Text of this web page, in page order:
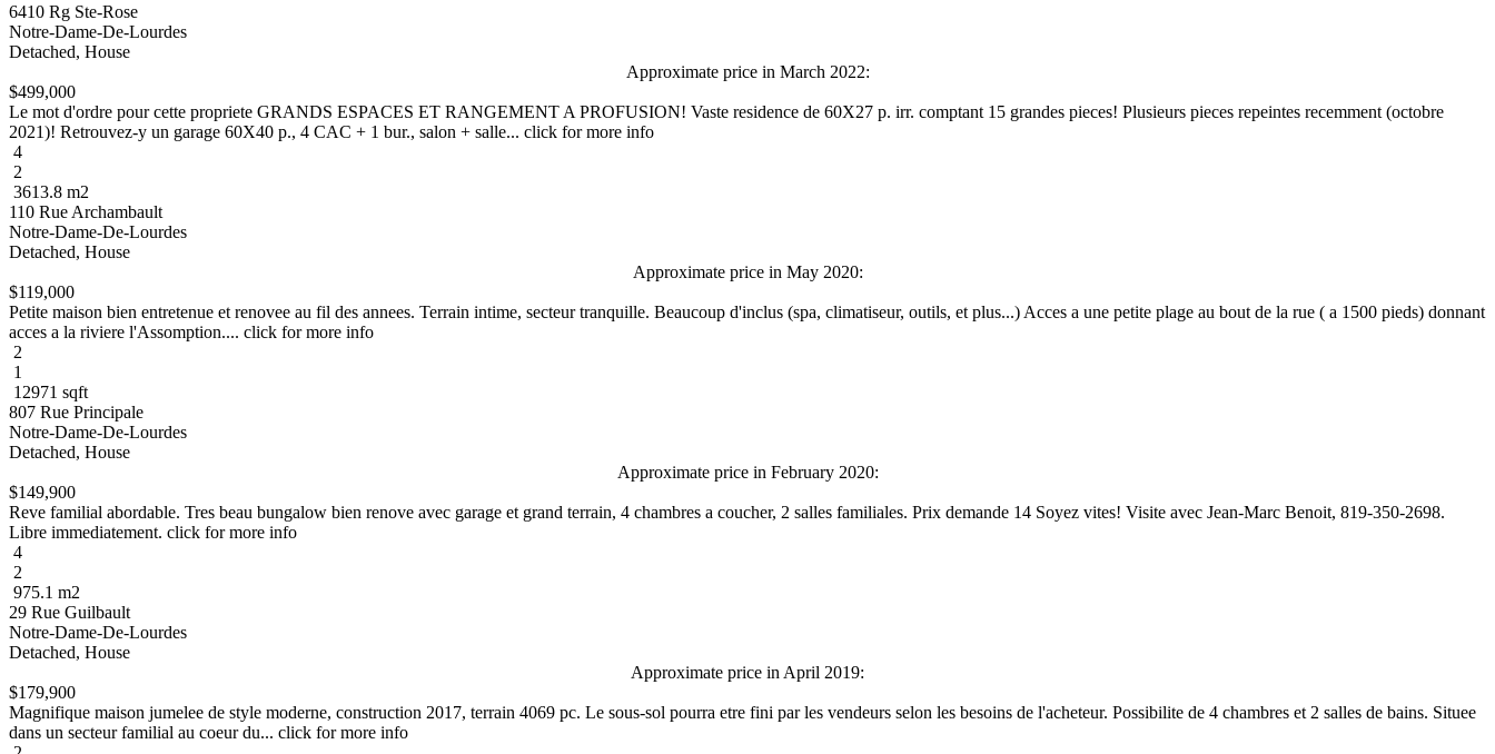
6410 Rg Ste-Rose
Notre-Dame-De-Lourdes
Detached, House
Approximate price in March 2022:
$499,000
Le mot d'ordre pour cette propriete GRANDS ESPACES ET RANGEMENT A PROFUSION! Vaste residence de 60X27 p. irr. comptant 15 grandes pieces! Plusieurs pieces repeintes recemment (octobre
2021)! Retrouvez-y un garage 60X40 p., 4 CAC + 1 bur., salon + salle... click for more info
4
2
3613.8 m2
110 Rue Archambault
Notre-Dame-De-Lourdes
Detached, House
Approximate price in May 2020:
$119,000
Petite maison bien entretenue et renovee au fil des annees. Terrain intime, secteur tranquille. Beaucoup d'inclus (spa, climatiseur, outils, et plus...) Acces a une petite plage au bout de la rue ( a 1500 pieds) donnant
acces a la riviere l'Assomption.... click for more info
2
1
12971 sqft
807 Rue Principale
Notre-Dame-De-Lourdes
Detached, House
Approximate price in February 2020:
$149,900
Reve familial abordable. Tres beau bungalow bien renove avec garage et grand terrain, 4 chambres a coucher, 2 salles familiales. Prix demande 14 Soyez vites! Visite avec Jean-Marc Benoit, 819-350-2698.
Libre immediatement. click for more info
4
2
975.1 m2
29 Rue Guilbault
Notre-Dame-De-Lourdes
Detached, House
Approximate price in April 2019:
$179,900
Magnifique maison jumelee de style moderne, construction 2017, terrain 4069 pc. Le sous-sol pourra etre fini par les vendeurs selon les besoins de l'acheteur. Possibilite de 4 chambres et 2 salles de bains. Situee
dans un secteur familial au coeur du... click for more info